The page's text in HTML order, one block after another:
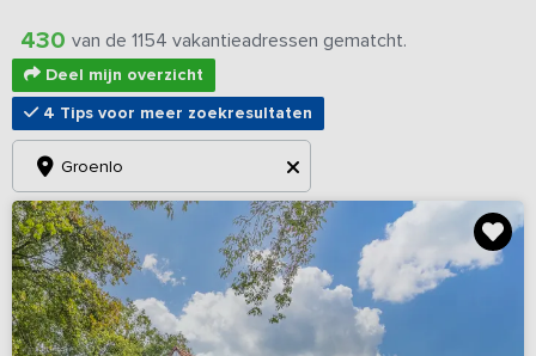
430 van de 1154 vakantieadressen gematcht.
Deel mijn overzicht
4 Tips voor meer zoekresultaten
Groenlo